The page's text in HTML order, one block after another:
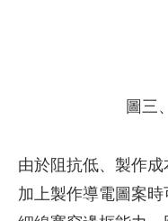
圖三
由於阻抗低、製作
加上製作導電圖案